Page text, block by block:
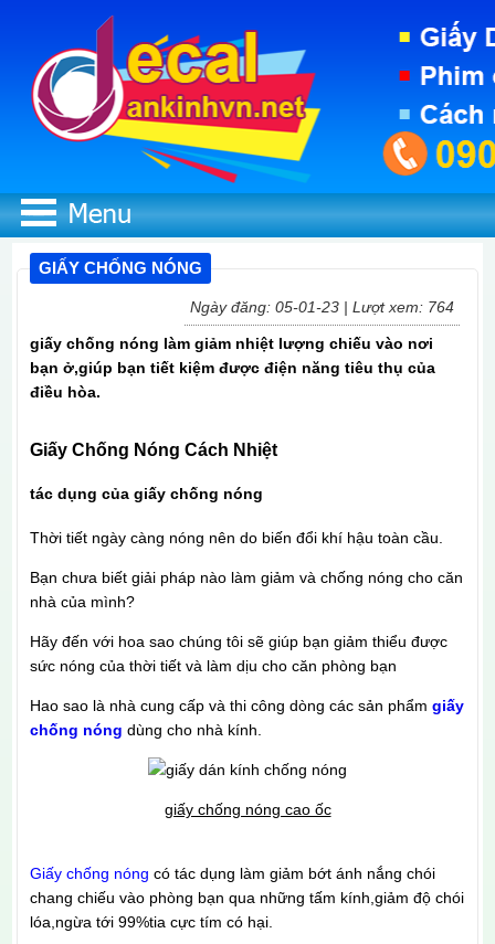
GIẤY CHỐNG NÓNG
Ngày đăng: 05-01-23 | Lượt xem: 764
giấy chống nóng làm giảm nhiệt lượng chiếu vào nơi
bạn ở,giúp bạn tiết kiệm được điện năng tiêu thụ của
điều hòa.
Giấy Chống Nóng Cách Nhiệt
tác dụng của giấy chống nóng
Thời tiết ngày càng nóng nên do biến đổi khí hậu toàn cầu.
Bạn chưa biết giải pháp nào làm giảm và chống nóng cho căn
nhà của mình?
Hãy đến với hoa sao chúng tôi sẽ giúp bạn giảm thiểu được
sức nóng của thời tiết và làm dịu cho căn phòng bạn
Hao sao là nhà cung cấp và thi công dòng các sản phẩm giấy
chống nóng dùng cho nhà kính.
giấy chống nóng cao ốc
Giấy chống nóng có tác dụng làm giảm bớt ánh nắng chói
chang chiếu vào phòng bạn qua những tấm kính,giảm độ chói
lóa,ngừa tới 99%tia cực tím có hại.